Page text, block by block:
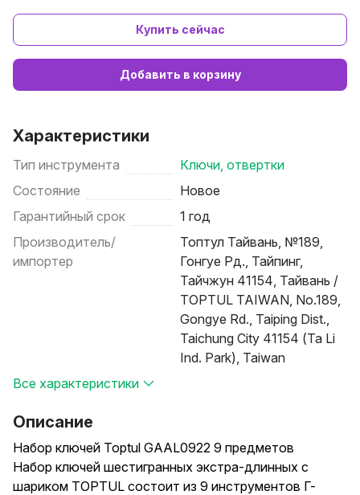
Купить сейчас
Добавить в корзину
Характеристики
Тип инструмента
Ключи, отвертки
Состояние
Новое
Гарантийный срок
1 год
Производитель/
импортер
Топтул Тайвань, №189,
Гонгуе Рд., Тайпинг,
Тайчжун 41154, Тайвань /
TOPTUL TAIWAN, No.189,
Gongye Rd., Taiping Dist.,
Taichung City 41154 (Ta Li
Ind. Park), Taiwan
Все характеристики
Описание
Набор ключей Toptul GAAL0922 9 предметов
Набор ключей шестигранных экстра-длинных с
шариком TOPTUL состоит из 9 инструментов Г-